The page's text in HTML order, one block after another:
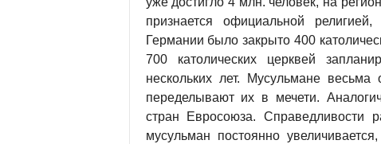
признается официальной
Германии было закрыто 400
700 католических церквей
нескольких лет. Мусульмане
переделывают их в мечети.
стран Евросоюза.
мусульман постоянно